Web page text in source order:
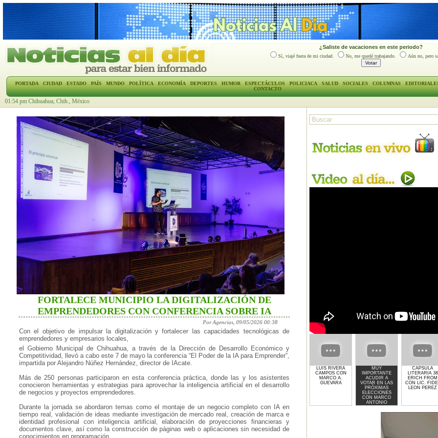
¿Saliste de vacaciones en este periodo?
Sí, viajé fuera de mi ciudad. No, me quedé trabajando. Aún no, pero
PORTADA CIUDAD ESTADO PAÍS MUNDO POLÍTICA ECONOMÍA DEPORTES HUMOR ESPECTÁCULOS POLICIACA SALUD SOCIALES COLUMNAS
CONTACTO
01:54 pm Chihuahua, Chih., México
FORTALECE MUNICIPIO LA DIGITALIZACIÓN DE
EMPRENDEDORES CON CONFERENCIA SOBRE IA
Por Agencias, 09/05/2026 00:38
Con el objetivo de impulsar la digitalización y fortalecer las capacidades tecnológicas de
emprendedores y empresarios locales,
el Gobierno Municipal de Chihuahua, a través de la Dirección de Desarrollo Económico y
Competitividad, llevó a cabo este 7 de mayo la conferencia “El Poder de la IA para Emprender”,
impartida por Alejandro Núñez Hernández, director de IAcate.
Más de 250 personas participaron en esta conferencia práctica, donde las y los asistentes
conocieron herramientas y estrategias para aprovechar la inteligencia artificial en el desarrollo
de negocios y proyectos emprendedores.
Durante la jornada se abordaron temas como el montaje de un negocio completo con IA en
tiempo real, validación de ideas mediante investigación de mercado real, creación de marca e
identidad profesional con inteligencia artificial, elaboración de proyecciones financieras y
documentos clave, así como la construcción de páginas web o aplicaciones sin necesidad de
conocimientos en programación.
LUIS RIVERA
CAMPOS CON
MARCO A.
GUEVARA
MUY
IMPORTANTE
ACUDIR A
VOTAR EN LAS
PRÓXIMAS
ELECCIONES
CON MARCO
ANTONIO
GUEVARA
CAPSULA
LITERARIA 38
ERICH FROM
CON LIC. FIDEL
LEON PEREZ